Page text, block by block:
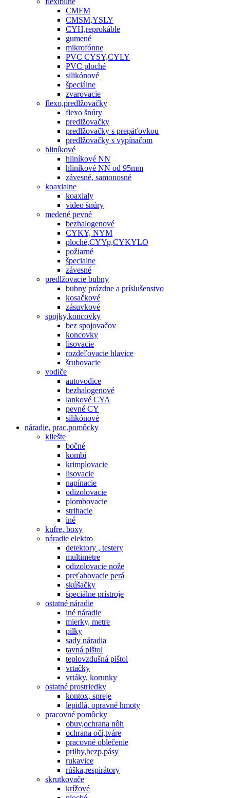
CMFM
CMSM,YSLY
CYH,reprokáble
gumené
mikrofónne
PVC CYSY,CYLY
PVC ploché
silikónové
špeciálne
zvarovacie
flexo,predlžovačky
flexo šnúry
predlžovačky
predlžovačky s prepäťovkou
predlžovačky s vypínačom
hliníkové
hliníkové NN
hliníkové NN od 95mm
závesné, samonosné
koaxialne
koaxialy
video šnúry
medené pevné
bezhalogenové
CYKY, NYM
ploché,CYYp,CYKYLO
požiarné
špecialne
závesné
predlžovacie bubny
bubny prázdne a príslušenstvo
kosačkové
zásuvkové
spojky,koncovky
bez spojovačov
koncovky
lisovacie
rozdeľovacie hlavice
šrubovacie
vodiče
autovodice
bezhalogenové
lankové CYA
pevné CY
silikónové
náradie, prac.pomôcky
kliešte
bočné
kombi
krimplovacie
lisovacie
napínacie
odizolovacie
plombovacie
strihacie
iné
kufre, boxy
náradie elektro
detektory , testery
multimetre
odizolovacie nože
preťahovacie perá
skúšačky
špeciálne prístroje
ostatné náradie
iné náradie
mierky, metre
pilky
sady náradia
tavná pištol
teplovzdušná pištol
vrtačky
vrtáky, korunky
ostatné prostriedky
kontox, spreje
lepidlá, opravné hmoty
pracovné pomôcky
obuv,ochrana nôh
ochrana očí,tváre
pracovné oblečenie
prilby,bezp.pásy
rukavice
rúška,respirátory
skrutkovače
krížové